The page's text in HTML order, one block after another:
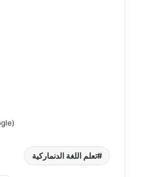
(adsbygoogle = window.adsbygoogle || []).push({});
تعلم اللغة الدنماركية